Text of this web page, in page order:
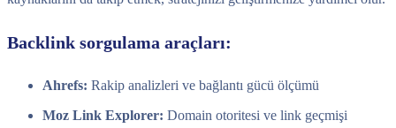
Backlink sorgulama araçları:
Ahrefs: Rakip analizleri ve bağlantı gücü ölçümü
Moz Link Explorer: Domain otoritesi ve link geçmişi